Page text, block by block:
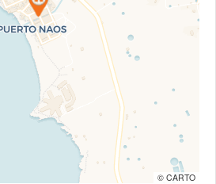
© CARTO